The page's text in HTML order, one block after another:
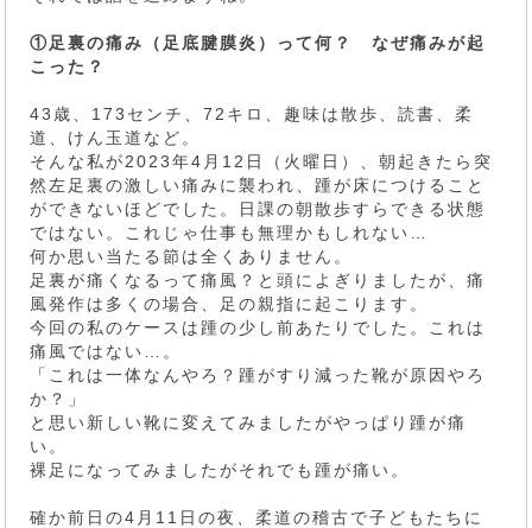
①足裏の痛み（足底腱膜炎）って何？ なぜ痛みが起
こった？
43歳、173センチ、72キロ、趣味は散歩、読書、柔
道、けん玉道など。
そんな私が2023年4月12日（火曜日）、朝起きたら突
然左足裏の激しい痛みに襲われ、踵が床につけること
ができないほどでした。日課の朝散歩すらできる状態
ではない。これじゃ仕事も無理かもしれない…
何か思い当たる節は全くありません。
足裏が痛くなるって痛風？と頭によぎりましたが、痛
風発作は多くの場合、足の親指に起こります。
今回の私のケースは踵の少し前あたりでした。これは
痛風ではない…。
「これは一体なんやろ？踵がすり減った靴が原因やろ
か？」
と思い新しい靴に変えてみましたがやっぱり踵が痛
い。
裸足になってみましたがそれでも踵が痛い。
確か前日の4月11日の夜、柔道の稽古で子どもたちに